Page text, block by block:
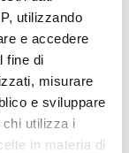
utilizzando
e accedere
fine di
misurare
e sviluppare
utilizza i
in materia di
21 K neutro
€ 55,18 €
Aggiungi al